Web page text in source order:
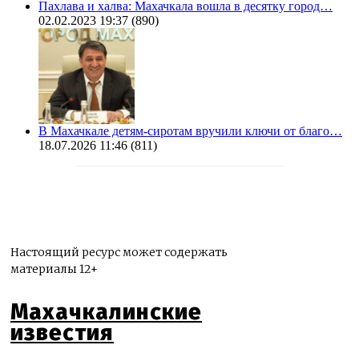
Пахлава и халва: Махачкала вошла в десятку город…
02.02.2023 19:37 (890)
В Махачкале детям-сиротам вручили ключи от благо…
18.07.2026 11:46 (811)
Настоящий ресурс может содержать
материалы 12+
Махачкалинские
известия